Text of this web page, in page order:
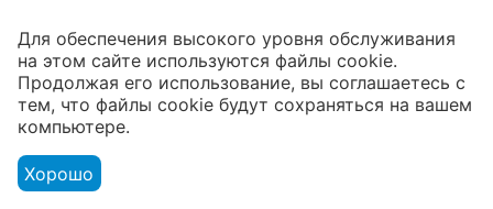
Меню
Для обеспечения высокого уровня обслуживания
на этом сайте используются файлы cookie.
Продолжая его использование, вы соглашаетесь с
тем, что файлы cookie будут сохраняться на вашем
компьютере.
Хорошо